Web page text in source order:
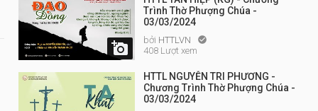

Trình Thờ Phượng Chúa -
03/03/2024
bởi HTTLVN 
408 Lượt xem
HTTL NGUYỄN TRI PHƯƠNG -
Chương Trình Thờ Phượng Chúa -
03/03/2024